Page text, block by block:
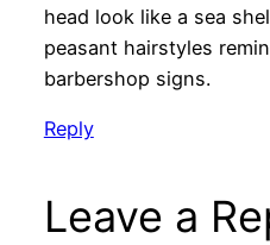
head look like a sea
peasant hairstyles
barbershop signs.
Reply
Leave a